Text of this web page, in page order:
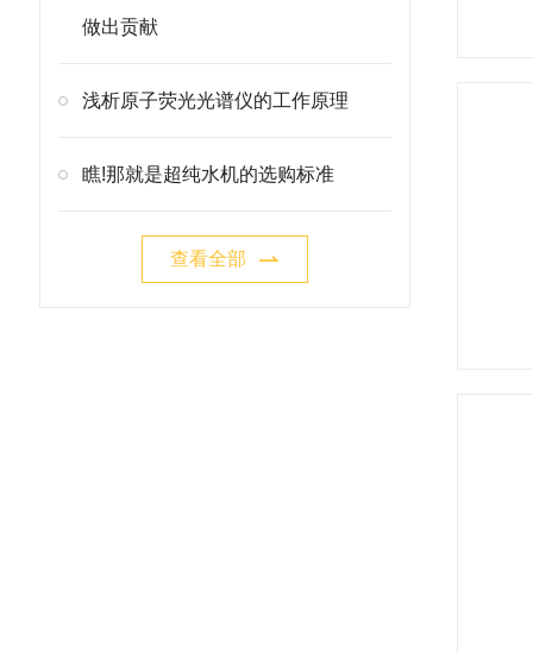
做出贡献
浅析原子荧光光谱仪的工作原理
瞧!那就是超纯水机的选购标准
查看全部